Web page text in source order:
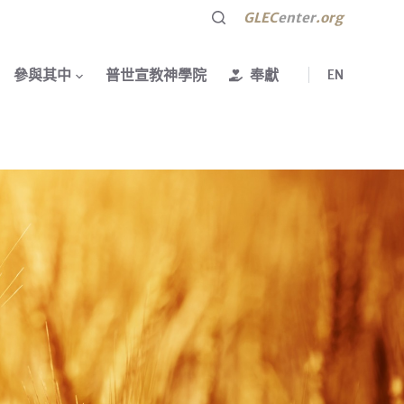
GLECenter.org
參與其中 普世宣教神學院 奉獻 EN